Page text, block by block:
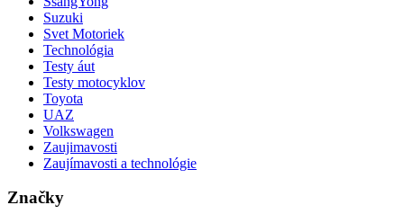
Suzuki
Svet Motoriek
Technológia
Testy áut
Testy motocyklov
Toyota
UAZ
Volkswagen
Zaujimavosti
Zaujímavosti a technológie
Značky